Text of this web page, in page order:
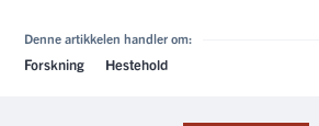
Denne artikkelen handler om:
Forskning Hestehold